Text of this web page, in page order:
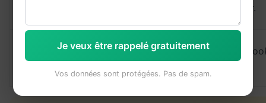
hiking together.
passée
✅ She used to
cook every
Sunday.
✅ She would
Je veux être rappelé gratuitement
Vos données sont protégées. Pas de spam.